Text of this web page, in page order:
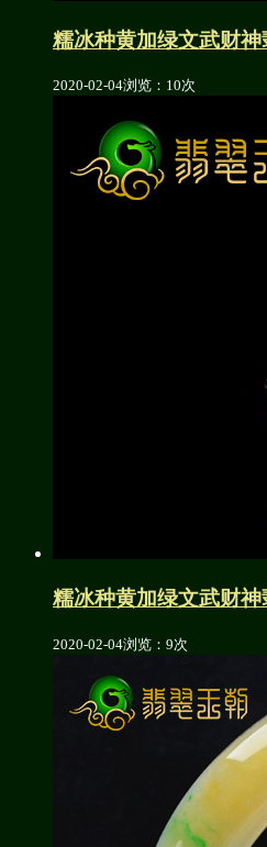
糯冰种黄加绿文武财
2020-02-04浏览：10次
糯冰种黄加绿文武财
2020-02-04浏览：9次